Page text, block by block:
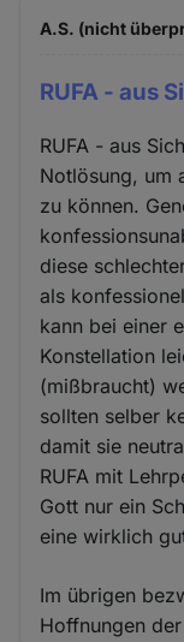
A.S. (nicht
RUFA - aus
RUFA - aus
Notlösung, um
zu können.
diese
als
kann bei einer
Konstellation
(mißbraucht)
sollten selber
damit sie
RUFA mit
Gott nur ein
eine wirklich
Im übrigen
Hoffnungen